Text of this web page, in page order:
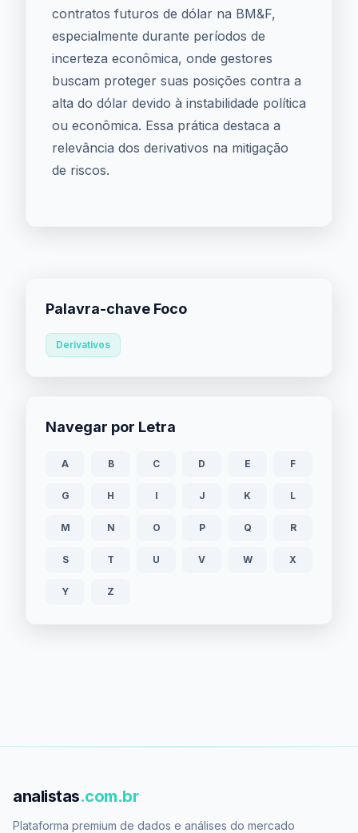
contratos futuros de dólar na BM&F,
especialmente durante períodos de
incerteza econômica, onde gestores
buscam proteger suas posições contra a
alta do dólar devido à instabilidade política
ou econômica. Essa prática destaca a
relevância dos derivativos na mitigação
de riscos.
Palavra-chave Foco
Derivativos
Navegar por Letra
A B C D E F
G H I J K L
M N O P Q R
S T U V W X
Y Z
analistas.com.br
Plataforma premium de dados e análises do mercado